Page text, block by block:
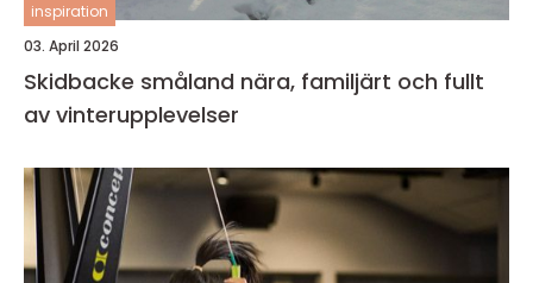
inspiration
03. April 2026
Skidbacke småland nära, familjärt och fullt
av vinterupplevelser